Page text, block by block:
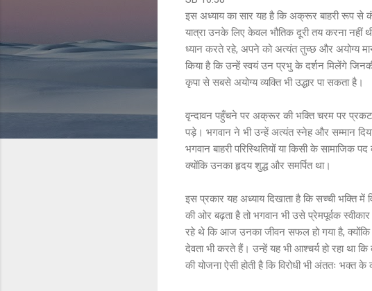
इस अध्याय का सार यह है कि अक्रूर बाहरी रूप
यात्रा उनके लिए केवल भौतिक दूरी तय करना नहीं
ध्यान करते रहे, अपने को अत्यंत तुच्छ और अयोग्य
किया है कि उन्हें स्वयं उन प्रभु के दर्शन मिलेंगे
कृपा से सबसे अयोग्य व्यक्ति भी उद्धार पा सकता है।
वृन्दावन पहुँचने पर अक्रूर की भक्ति चरम पर
पड़े। भगवान ने भी उन्हें अत्यंत स्नेह और सम्मान
भगवान बाहरी परिस्थितियों या किसी के
क्योंकि उनका हृदय शुद्ध और समर्पित था।
इस प्रकार यह अध्याय दिखाता है कि सच्ची भक्ति
की ओर बढ़ता है तो भगवान भी उसे प्रेमपूर्वक
रहे थे कि आज उनका जीवन सफल हो गया है, क्योंकि
देवता भी करते हैं। उन्हें यह भी आश्चर्य हो रहा
की योजना ऐसी होती है कि विरोधी भी अंततः भक्त